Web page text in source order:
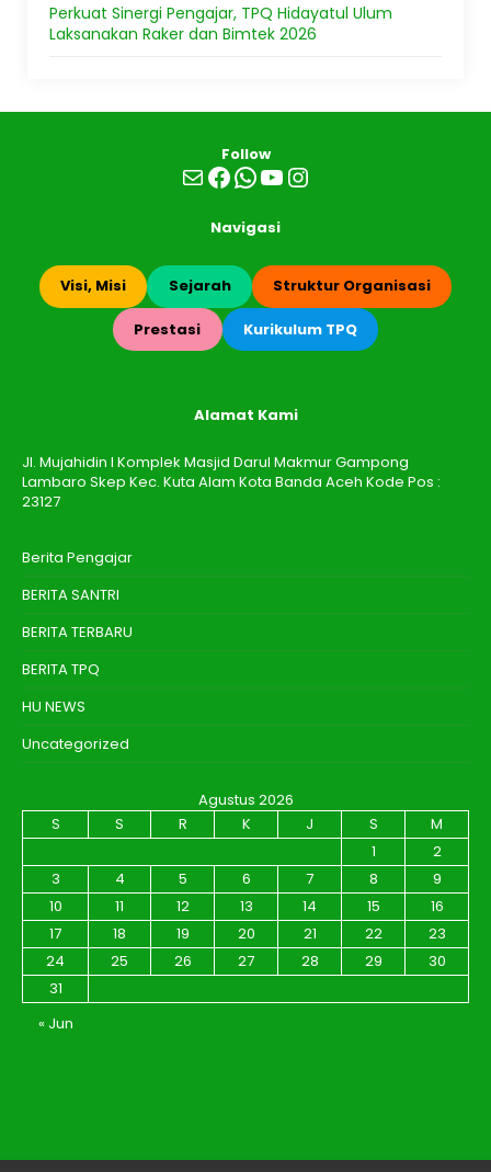
Perkuat Sinergi Pengajar, TPQ Hidayatul Ulum
Laksanakan Raker dan Bimtek 2026
Follow
MailFacebook
WhatsApp
YouTube
Instagram
Navigasi
Visi, Misi Sejarah Struktur Organisasi
Prestasi Kurikulum TPQ
Alamat Kami
Jl. Mujahidin I Komplek Masjid Darul Makmur Gampong
Lambaro Skep Kec. Kuta Alam Kota Banda Aceh Kode Pos :
23127
Berita Pengajar
BERITA SANTRI
BERITA TERBARU
BERITA TPQ
HU NEWS
Uncategorized
Agustus 2026
S
S R K J S
M
1
2
3
4 5 6 7 8
9
10
11 12 13 14 15
16
17
18 19 20 21 22
23
24
25 26 27 28 29
30
31
« Jun